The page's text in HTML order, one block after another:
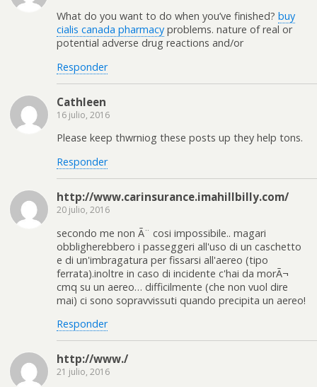
What do you want to do when you’ve finished? buy
cialis canada pharmacy problems. nature of real or
potential adverse drug reactions and/or
Responder
Cathleen
16 julio, 2016
Please keep thwrniog these posts up they help tons.
Responder
http://www.carinsurance.imahillbilly.com/
20 julio, 2016
secondo me non Ã¨ cosi impossibile.. magari
obbligherebbero i passeggeri all'uso di un caschetto
e di un'imbragatura per fissarsi all'aereo (tipo
ferrata).inoltre in caso di incidente c'hai da morÃ¬
cmq su un aereo… difficilmente (che non vuol dire
mai) ci sono sopravvissuti quando precipita un aereo!
Responder
http://www./
21 julio, 2016